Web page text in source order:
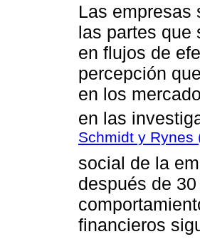
Las empresas
las partes que
en flujos de
percepción
en los
en las
Schmidt y Rynes
social de la
después de
financieros